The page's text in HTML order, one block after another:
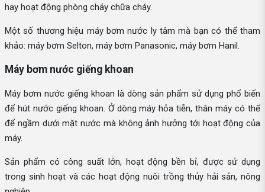
hay hoạt động phòng cháy chữa cháy.
Một số thương hiệu máy bơm nước ly tâm mà bạn có thể tham
khảo: máy bơm Selton, máy bơm Panasonic, máy bơm Hanil.
Máy bơm nước giếng khoan
Máy bơm nước giếng khoan là dòng sản phẩm sử dụng phổ biến
để hút nước giếng khoan. Ở dòng máy hỏa tiễn, thân máy có thể
để ngầm dưới mặt nước mà không ảnh hưởng tới hoạt động của
máy.
Sản phẩm có công suất lớn, hoạt động bền bỉ, được sử dụng
trong sinh hoạt và các hoạt động nuôi trồng thủy hải sản, nông